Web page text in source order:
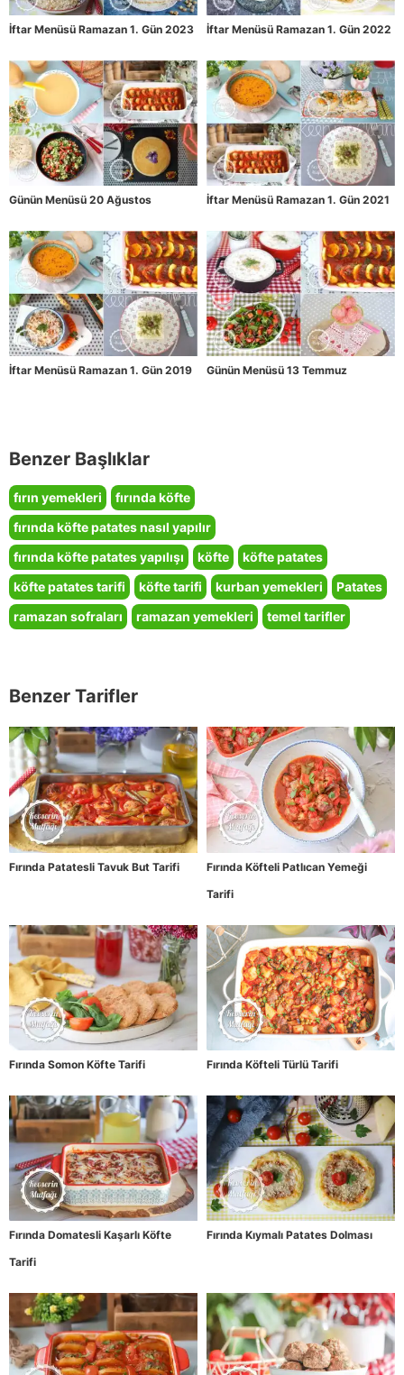
İftar Menüsü Ramazan 1. Gün 2023 İftar Menüsü Ramazan 1. Gün 2022
Günün Menüsü 20 Ağustos İftar Menüsü Ramazan 1. Gün 2021
İftar Menüsü Ramazan 1. Gün 2019 Günün Menüsü 13 Temmuz
Benzer Başlıklar
fırın yemekleri
fırında köfte
fırında köfte patates nasıl yapılır
fırında köfte patates yapılışı
köfte
köfte patates
köfte patates tarifi
köfte tarifi kurban yemekleri
Patates
ramazan sofraları
ramazan yemekleri temel tarifler
Benzer Tarifler
Fırında Patatesli Tavuk But Tarifi
Fırında Köfteli Patlıcan Yemeği
Tarifi
Fırında Somon Köfte Tarifi Fırında Köfteli Türlü Tarifi
Fırında Domatesli Kaşarlı Köfte
Tarifi
Fırında Kıymalı Patates Dolması